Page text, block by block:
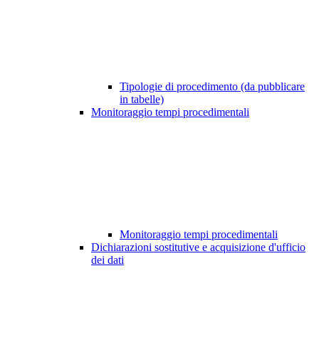
Tipologie di procedimento (da pubblicare
in tabelle)
Monitoraggio tempi procedimentali
Monitoraggio tempi procedimentali
Dichiarazioni sostitutive e acquisizione d'ufficio
dei dati